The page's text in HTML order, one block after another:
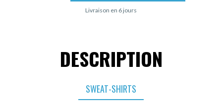
Livraison en 6 jours
DESCRIPTION
SWEAT-SHIRTS